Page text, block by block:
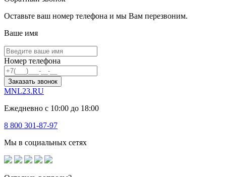
Оставьте ваш номер телефона и мы Вам перезвоним.
Ваше имя
Номер телефона
Заказать звонок
MNL23.RU
Ежедневно с 10:00 до 18:00
8 800 301-87-97
Мы в социальных сетях